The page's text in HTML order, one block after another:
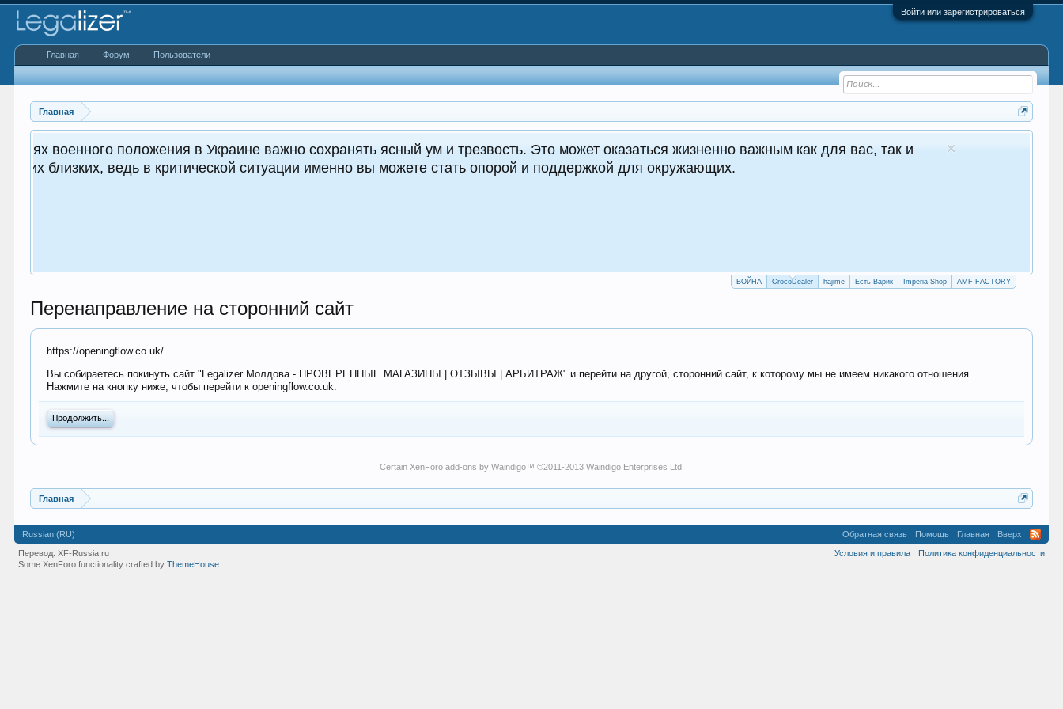
Войти или зарегистрироваться
Главная
важным как для вас, так и
CrocoDealer - №1 в Молдове Сайт авто продаж
Круглосуточные продажи 24/7
ВОЙНА CrocoDealer hajime Есть Варик Imperia Shop AMF FACTORY
Перенаправление на сторонний сайт
https://openingflow.co.uk/
Вы собираетесь покинуть сайт "Legalizer Молдова - ПРОВЕРЕННЫЕ МАГАЗИНЫ | ОТЗЫВЫ | АРБИТРАЖ" и перейти на другой, сторонний сайт, к которому мы не имеем никакого отношения.
Нажмите на кнопку ниже, чтобы перейти к openingflow.co.uk.
Продолжить...
Certain XenForo add-ons by Waindigo™ ©2011-2013 Waindigo Enterprises Ltd.
Главная
Главная Форум Пользователи
Russian (RU) Обратная связь Помощь Главная
Вверх
Условия и правила
Политика конфиденциальности
Перевод:XF-Russia.ru
Some XenForo functionality crafted byThemeHouse